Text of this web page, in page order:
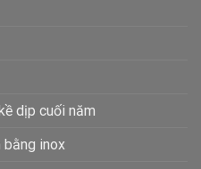
dịp cuối năm
bằng inox